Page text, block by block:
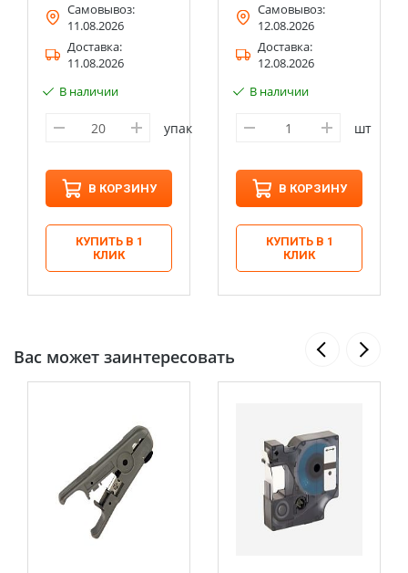
Самовывоз:
11.08.2026
Доставка:
11.08.2026
В наличии
упак
В КОРЗИНУ
КУПИТЬ В 1
КЛИК
Самовывоз:
12.08.2026
Доставка:
12.08.2026
В наличии
шт
В КОРЗИНУ
КУПИТЬ В 1
КЛИК
Вас может заинтересовать